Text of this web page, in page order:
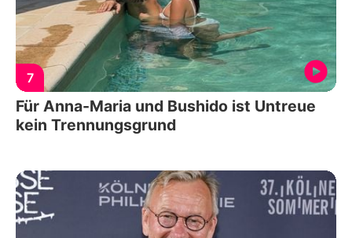
7
Für Anna-Maria und Bushido ist Untreue
kein Trennungsgrund